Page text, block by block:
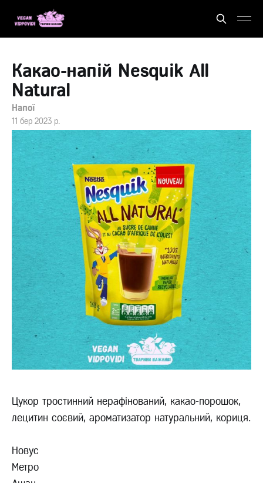
Какао-напій Nesquik All
Natural
Напої
11 бер 2023 р.
Цукор тростинний нерафінований, какао-порошок,
лецитин соєвий, ароматизатор натуральний, кориця.
Новус
Метро